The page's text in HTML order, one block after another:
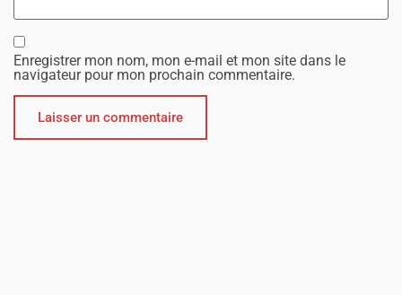
Enregistrer mon nom, mon e-mail et mon site dans le
navigateur pour mon prochain commentaire.